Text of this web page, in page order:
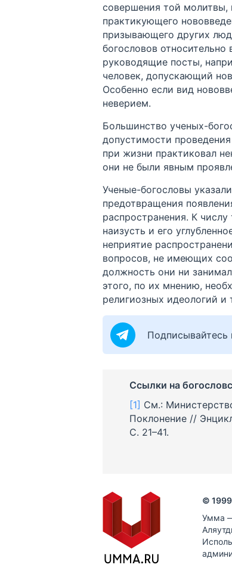
совершения той молитвы,
практикующего
призывающего других
богословов
руководящие посты,
человек, допускающий
Особенно если вид
неверием.
Большинство ученых-
допустимости
при жизни практиковал
они не были явным
Ученые-богословы
предотвращения
распространения. К
наизусть и его
неприятие
вопросов, не имеющих
должность они ни
этого, по их мнению,
религиозных идеологий и
Подписывайтесь
Ссылки на
[1] См.:
Поклонение //
С. 21–41.
©
Умма